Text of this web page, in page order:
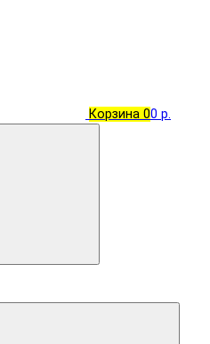
Корзина 00 р.